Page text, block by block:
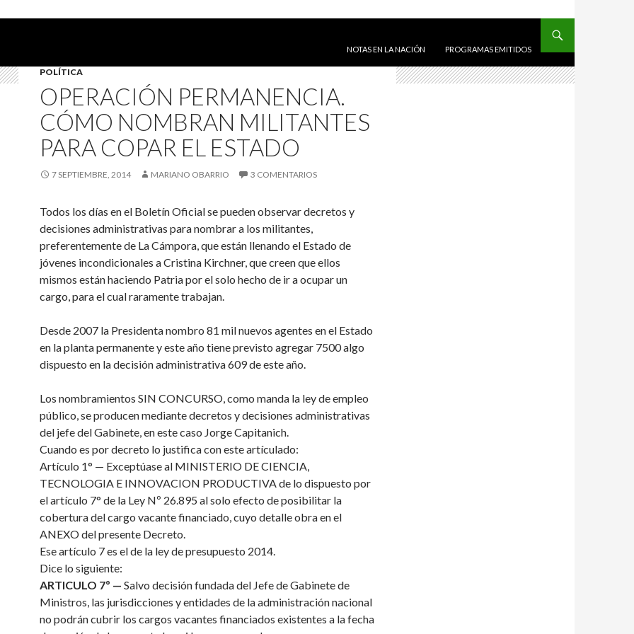
NOTAS EN LA NACIÓN PROGRAMAS EMITIDOS
POLÍTICA
OPERACIÓN PERMANENCIA.
CÓMO NOMBRAN MILITANTES
PARA COPAR EL ESTADO
7 SEPTIEMBRE, 2014 MARIANO OBARRIO 3 COMENTARIOS
Todos los días en el Boletín Oficial se pueden observar decretos y
decisiones administrativas para nombrar a los militantes,
preferentemente de La Cámpora, que están llenando el Estado de
jóvenes incondicionales a Cristina Kirchner, que creen que ellos
mismos están haciendo Patria por el solo hecho de ir a ocupar un
cargo, para el cual raramente trabajan.
Desde 2007 la Presidenta nombro 81 mil nuevos agentes en el Estado
en la planta permanente y este año tiene previsto agregar 7500 algo
dispuesto en la decisión administrativa 609 de este año.
Los nombramientos SIN CONCURSO, como manda la ley de empleo
público, se producen mediante decretos y decisiones administrativas
del jefe del Gabinete, en este caso Jorge Capitanich.
Cuando es por decreto lo justifica con este artículado:
Artículo 1° — Exceptúase al MINISTERIO DE CIENCIA,
TECNOLOGIA E INNOVACION PRODUCTIVA de lo dispuesto por
el artículo 7° de la Ley Nº 26.895 al solo efecto de posibilitar la
cobertura del cargo vacante financiado, cuyo detalle obra en el
ANEXO del presente Decreto.
Ese artículo 7 es el de la ley de presupuesto 2014.
Dice lo siguiente:
ARTICULO 7º — Salvo decisión fundada del Jefe de Gabinete de
Ministros, las jurisdicciones y entidades de la administración nacional
no podrán cubrir los cargos vacantes financiados existentes a la fecha